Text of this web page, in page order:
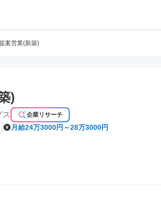
案営業(新築)
)
企業リサーチ
月給24万3000円～28万3000円